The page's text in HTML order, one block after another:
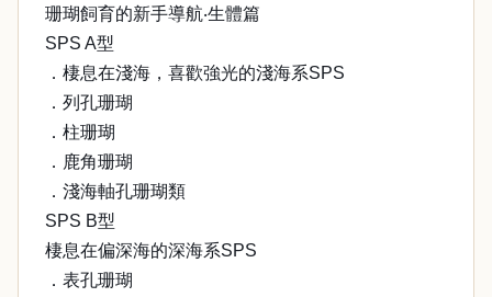
珊瑚飼育的新手導航‧生體篇
SPS A型
．棲息在淺海，喜歡強光的淺海系SPS
．列孔珊瑚
．柱珊瑚
．鹿角珊瑚
．淺海軸孔珊瑚類
SPS B型
棲息在偏深海的深海系SPS
．表孔珊瑚